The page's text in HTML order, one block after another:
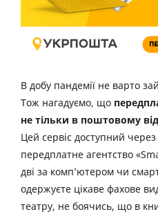
В добу пандемії не варто
Тож нагадуємо, що
не тільки в поштовому
Цей сервіс доступний
передплатне агентство
дві за комп’ютером чи
одержуєте цікаве фахове
театру, не боячись, що в